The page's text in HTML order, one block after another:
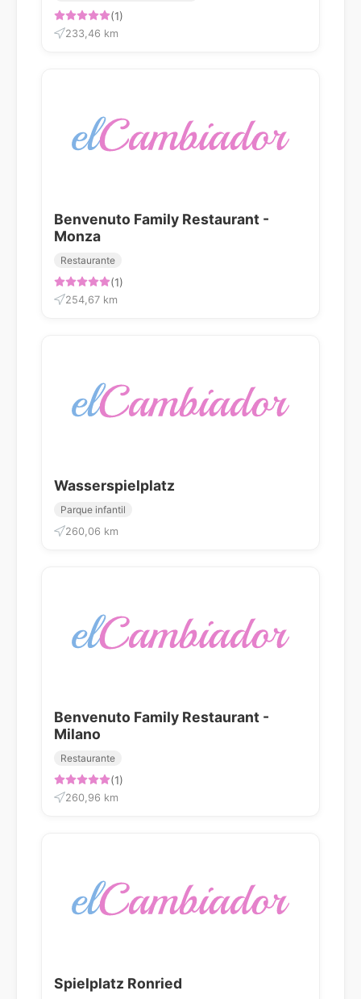
(1)
233,46 km
Benvenuto Family Restaurant -
Monza
Restaurante
(1)
254,67 km
Wasserspielplatz
Parque infantil
260,06 km
Benvenuto Family Restaurant -
Milano
Restaurante
(1)
260,96 km
Spielplatz Ronried